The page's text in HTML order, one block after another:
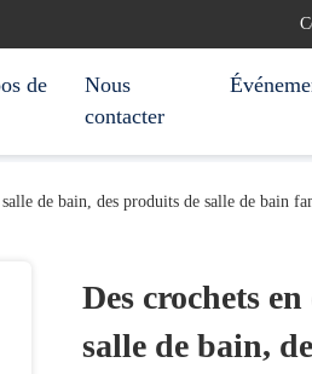
de
Nous
contacter
de bain, des produits de salle de bain
Des crochets
salle de bain,